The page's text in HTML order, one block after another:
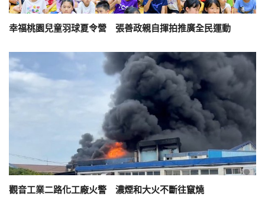
幸福桃園兒童羽球夏令營 張善政親自揮拍推廣全民運動
觀音工業二路化工廠火警 濃煙和大火不斷往竄燒